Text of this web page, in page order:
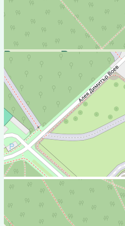
Нека си остане парк на негово
reply
Ресторант Весело
Submitted by Andreeva (not
12:51
Ресторант Весело село да бъде
градина и на мястото да бъде
reply
Веселото село да се
Submitted by Борислав (not
Веселото село да се премахне